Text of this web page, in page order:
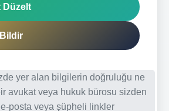
Düzelt
yer alan bilgilerin doğruluğu ne
avukat veya hukuk bürosu sizden
posta veya şüpheli linkler